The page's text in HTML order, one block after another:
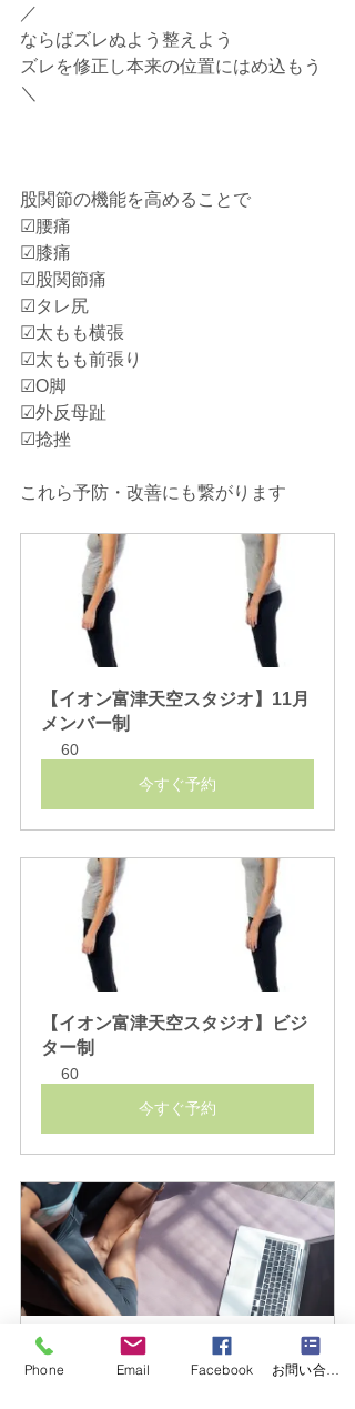
／⁡
ならばズレぬよう整えよう⁡
ズレを修正し本来の位置にはめ込もう⁡
＼⁡
股関節の機能を高めることで⁡
☑腰痛⁡
☑膝痛⁡
☑股関節痛⁡
☑タレ尻⁡
☑太もも横張⁡
☑太もも前張り⁡
☑O脚⁡
☑外反母趾⁡
☑捻挫⁡
これら予防・改善にも繋がります⁡
【イオン富津天空スタジオ】11月
メンバー制
60
今すぐ予約
【イオン富津天空スタジオ】ビジ
ター制
60
今すぐ予約
【オンライン】11月（土）昼メン
バー制
Phone Email Facebook お問い合わせフォーム